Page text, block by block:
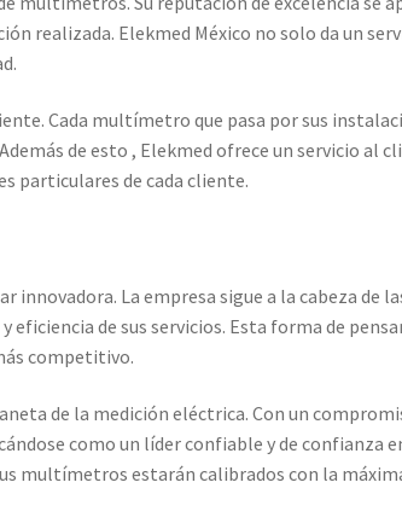
realizada. Elekmed México no solo da un
Cada multímetro que pasa por sus
de esto , Elekmed ofrece un servicio al
particulares de cada cliente.
innovadora. La empresa sigue a la cabeza de
de sus servicios. Esta forma de
competitivo.
de la medición eléctrica. Con un
como un líder confiable y de confianza
multímetros estarán calibrados con la